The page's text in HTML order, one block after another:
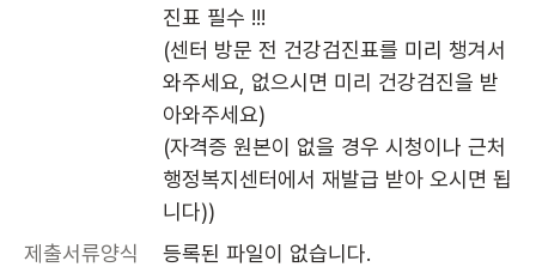
진표 필수 !!!
(센터 방문 전 건강검진표를 미리 챙겨서
와주세요, 없으시면 미리 건강검진을 받
아와주세요)
(자격증 원본이 없을 경우 시청이나 근처
행정복지센터에서 재발급 받아 오시면 됩
니다))
제출서류양식
등록된 파일이 없습니다.